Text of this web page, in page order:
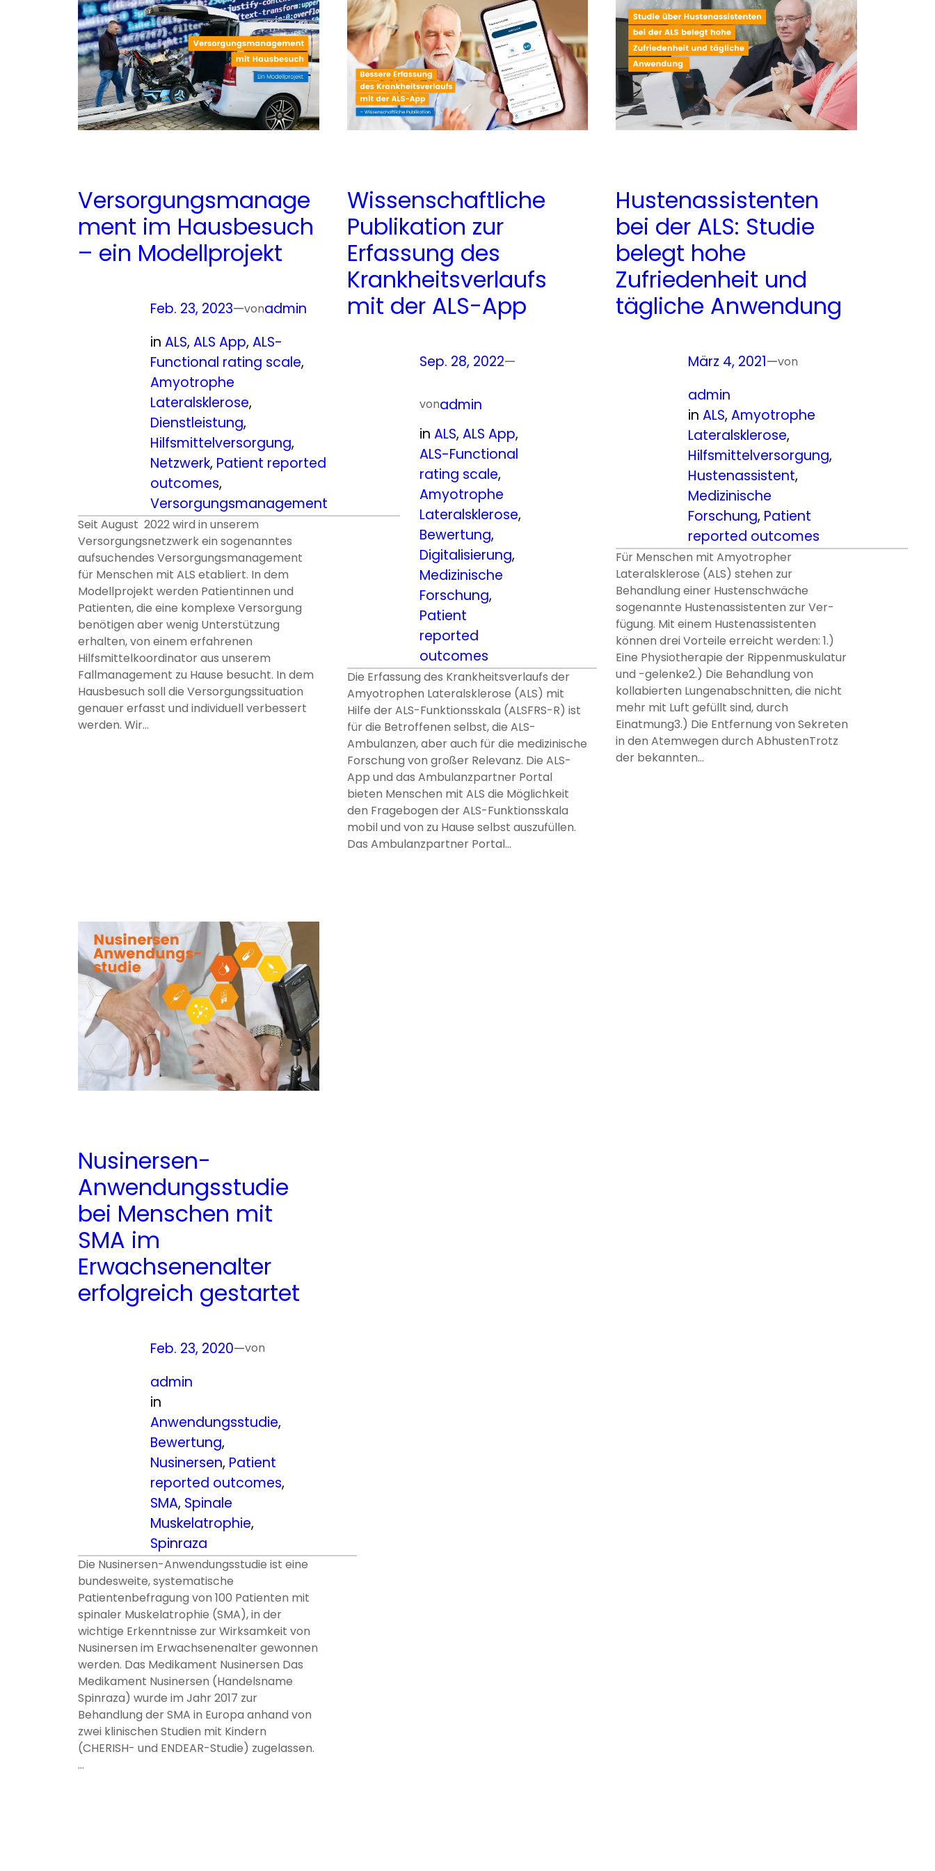
Versorgungsmanage
ment im Hausbesuch
– ein Modellprojekt
Feb. 23, 2023—vonadmin
in ALS, ALS App, ALS-
Functional rating scale
Amyotrophe
Lateralsklerose
Dienstleistung
Hilfsmittelversorgung
Netzwerk, Patient reported
outcomes
Versorgungsmanagement
Seit August 2022 wird in unserem
Versorgungsnetzwerk ein sogenanntes
aufsuchendes Versorgungsmanagement
für Menschen mit ALS etabliert. In dem
Modellprojekt werden Patientinnen und
Patienten, die eine komplexe Versorgung
benötigen aber wenig Unterstützung
erhalten, von einem erfahrenen
Hilfsmittelkoordinator aus unserem
Fallmanagement zu Hause besucht. In dem
Hausbesuch soll die Versorgungssituation
genauer erfasst und individuell verbessert
werden. Wir…
Wissenschaftliche
Publikation zur
Erfassung des
Krankheitsverlaufs
mit der ALS-App
Sep. 28, 2022—
vonadmin
in ALS, ALS App
ALS-Functional
rating scale
Amyotrophe
Lateralsklerose
Bewertung
Digitalisierung
Medizinische
Forschung
Patient
reported
outcomes
Die Erfassung des Krankheitsverlaufs der
Amyotrophen Lateralsklerose (ALS) mit
Hilfe der ALS-Funktionsskala (ALSFRS-R) ist
für die Betroffenen selbst, die ALS-
Ambulanzen, aber auch für die medizinische
Forschung von großer Relevanz. Die ALS-
App und das Ambulanzpartner Portal
bieten Menschen mit ALS die Möglichkeit
den Fragebogen der ALS-Funktionsskala
mobil und von zu Hause selbst auszufüllen.
Das Ambulanzpartner Portal…
Hustenassistenten
bei der ALS: Studie
belegt hohe
Zufriedenheit und
tägliche Anwendung
März 4, 2021—von
admin
inALS, Amyotrophe
Lateralsklerose
Hilfsmittelversorgung
Hustenassistent
Medizinische
Forschung, Patient
reported outcomes
Für Menschen mit Amyotropher
Lateralsklerose (ALS) stehen zur
Behandlung einer Hustenschwäche
sogenannte Hustenassistenten zur Ver­
fügung. Mit einem Hustenassistenten
können drei Vorteile erreicht werden: 1.)
Eine Physiotherapie der Rippenmuskulatur
und -gelenke2.) Die Behandlung von
kollabierten Lungenabschnitten, die nicht
mehr mit Luft gefüllt sind, durch
Einatmung3.) Die Ent­fer­nung von Sekreten
in den Atemwegen durch AbhustenTrotz
der bekannten…
Nusinersen-
Anwendungsstudie
bei Menschen mit
SMA im
Erwachsenenalter
erfolgreich gestartet
Feb. 23, 2020—von
admin
in
Anwendungsstudie
Bewertung
Nusinersen, Patient
reported outcomes
SMA, Spinale
Muskelatrophie
Spinraza
Die Nusinersen-Anwendungsstudie ist eine
bundesweite, systematische
Patientenbefragung von 100 Patienten mit
spinaler Muskelatrophie (SMA), in der
wichtige Erkenntnisse zur Wirksamkeit von
Nusinersen im Erwachsenenalter gewonnen
werden. Das Medikament Nusinersen Das
Medikament Nusinersen (Handelsname
Spinraza) wurde im Jahr 2017 zur
Behandlung der SMA in Europa anhand von
zwei klinischen Studien mit Kindern
(CHERISH- und ENDEAR-Studie) zugelassen.
…